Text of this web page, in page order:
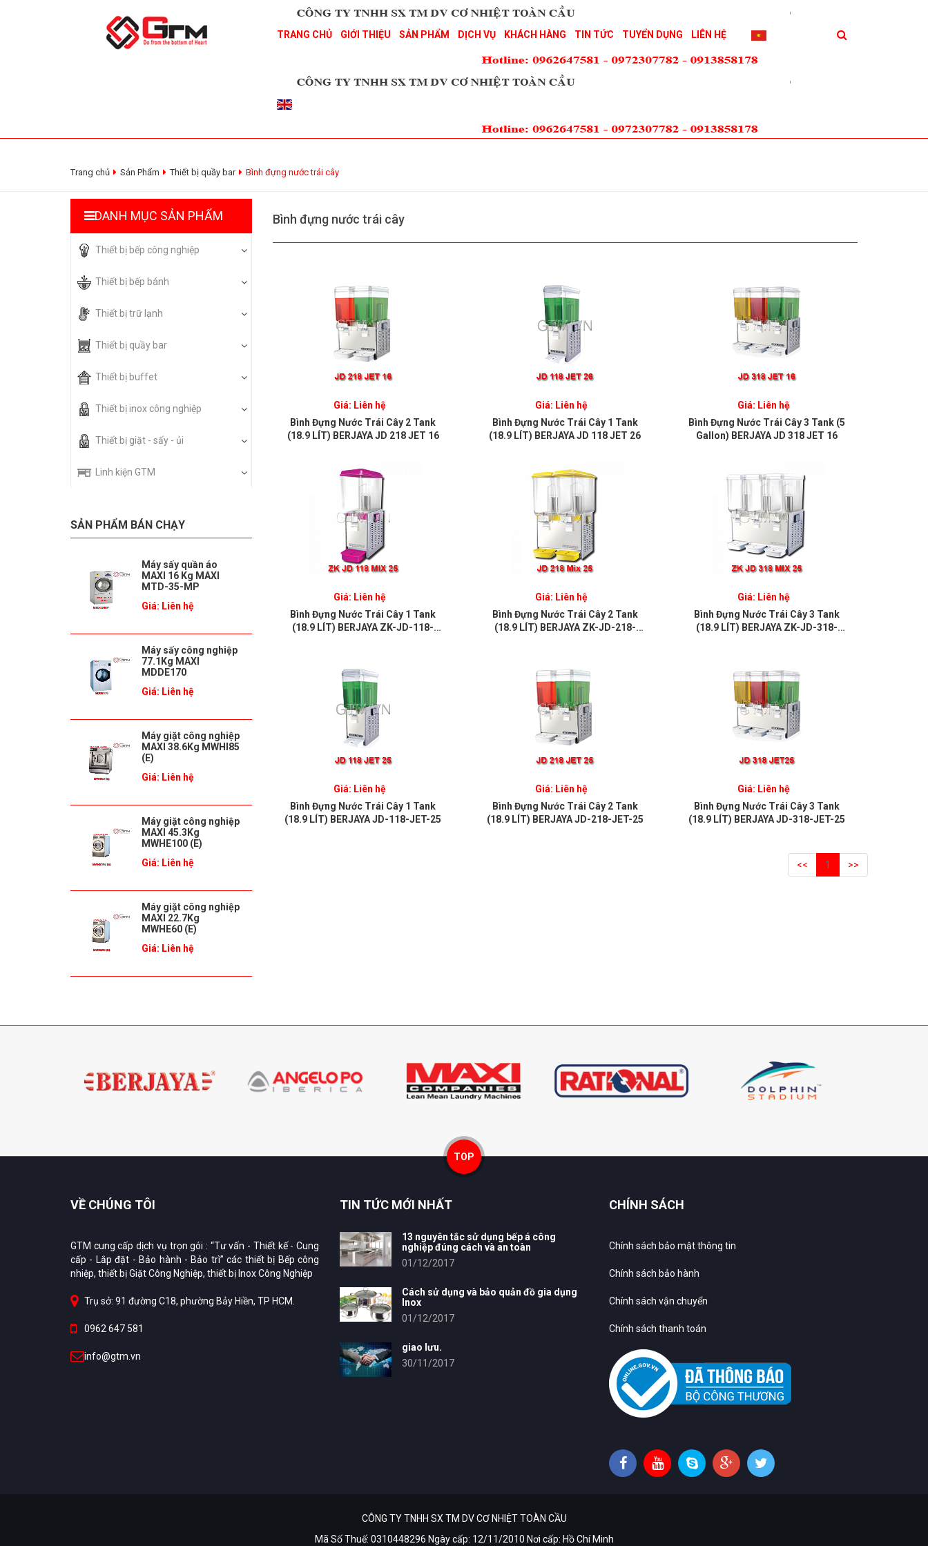
TRANG CHỦ GIỚI THIỆU SẢN PHẨM DỊCH VỤ KHÁCH HÀNG TIN TỨC TUYỂN DỤNG LIÊN HỆ
Trang chủ Sản Phẩm Thiết bị quầy bar Bình đựng nước trái cây
Bình đựng nước trái cây
Giá: Liên hệ
Bình Đựng Nước Trái Cây 2 Tank
(18.9 LÍT) BERJAYA JD 218 JET 16
Giá: Liên hệ
Bình Đựng Nước Trái Cây 1 Tank
(18.9 LÍT) BERJAYA JD 118 JET 26
Giá: Liên hệ
Bình Đựng Nước Trái Cây 3 Tank (5
Gallon) BERJAYA JD 318 JET 16
Giá: Liên hệ
Bình Đựng Nước Trái Cây 1 Tank
(18.9 LÍT) BERJAYA ZK-JD-118-
Giá: Liên hệ
Bình Đựng Nước Trái Cây 2 Tank
(18.9 LÍT) BERJAYA ZK-JD-218-
Giá: Liên hệ
Bình Đựng Nước Trái Cây 3 Tank
(18.9 LÍT) BERJAYA ZK-JD-318-
Giá: Liên hệ
Bình Đựng Nước Trái Cây 1 Tank
(18.9 LÍT) BERJAYA JD-118-JET-25
Giá: Liên hệ
Bình Đựng Nước Trái Cây 2 Tank
(18.9 LÍT) BERJAYA JD-218-JET-25
Giá: Liên hệ
Bình Đựng Nước Trái Cây 3 Tank
(18.9 LÍT) BERJAYA JD-318-JET-25
<< 1 >>
DANH MỤC SẢN PHẨM
Thiết bị bếp công nghiệp
Thiết bị bếp bánh
Thiết bị trữ lạnh
Thiết bị quầy bar
Thiết bị buffet
Thiết bị inox công nghiệp
Thiết bị giặt - sấy - ủi
Linh kiện GTM
SẢN PHẨM BÁN CHẠY
Máy sấy quần áo
MAXI 16 Kg MAXI
MTD-35-MP
Giá: Liên hệ
Máy sấy công nghiệp
77.1Kg MAXI
MDDE170
Giá: Liên hệ
Máy giặt công nghiệp
MAXI 38.6Kg MWHI85
(E)
Giá: Liên hệ
Máy giặt công nghiệp
MAXI 45.3Kg
MWHE100 (E)
Giá: Liên hệ
Máy giặt công nghiệp
MAXI 22.7Kg
MWHE60 (E)
Giá: Liên hệ
TOP
VỀ CHÚNG TÔI
GTM cung cấp dịch vụ trọn gói : “Tư vấn - Thiết kế - Cung
cấp - Lắp đặt - Bảo hành - Bảo trì” các thiết bị Bếp công
nhiệp, thiết bị Giặt Công Nghiệp, thiết bị Inox Công Nghiệp
Trụ sở: 91 đường C18, phường Bảy Hiền, TP HCM.
0962 647 581
info@gtm.vn
TIN TỨC MỚI NHẤT
13 nguyên tắc sử dụng bếp á công
nghiệp đúng cách và an toàn
01/12/2017
Cách sử dụng và bảo quản đồ gia dụng
Inox
01/12/2017
giao lưu.
30/11/2017
CHÍNH SÁCH
Chính sách bảo mật thông tin
Chính sách bảo hành
Chính sách vận chuyển
Chính sách thanh toán
CÔNG TY TNHH SX TM DV CƠ NHIỆT TOÀN CẦU
Mã Số Thuế: 0310448296 Ngày cấp: 12/11/2010 Nơi cấp: Hồ Chí Minh